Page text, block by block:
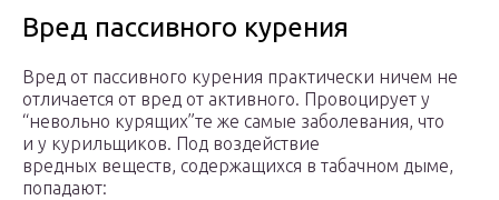
Вред пассивного курения
Вред от пассивного курения практически ничем не
отличается от вред от активного. Провоцирует у
“невольно курящих”те же самые заболевания, что
и у курильщиков. Под воздействие
вредных веществ, содержащихся в табачном дыме,
попадают: